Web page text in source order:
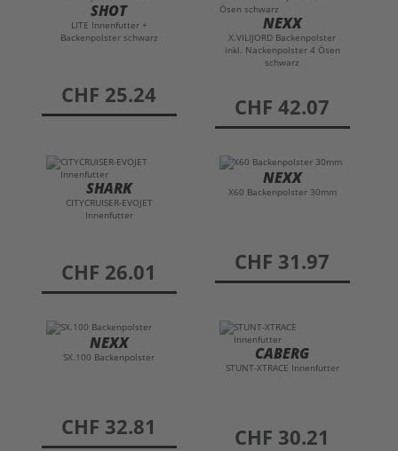
SHOT
LITE Innenfutter +
Backenpolster schwarz
preis
CHF 25.24
NEXX
X.VILIJORD Backenpolster
inkl. Nackenpolster 4 Ösen
schwarz
preis
CHF 42.07
SHARK
CITYCRUISER-EVOJET
Innenfutter
preis
CHF 26.01
NEXX
X60 Backenpolster 30mm
preis
CHF 31.97
NEXX
SX.100 Backenpolster
preis
CHF 32.81
CABERG
STUNT-XTRACE Innenfutter
preis
CHF 30.21